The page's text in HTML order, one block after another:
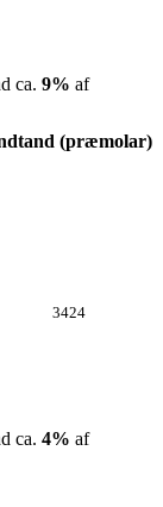
ca. 9% af
(præmolar)
3424
ca. 4% af